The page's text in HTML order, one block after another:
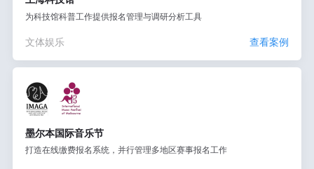
为科技馆科普工作提供报名管理与调研分析工具
文体娱乐 查看案例
墨尔本国际音乐节
打造在线缴费报名系统，并行管理多地区赛事报名工作